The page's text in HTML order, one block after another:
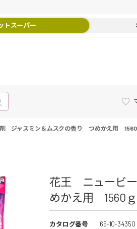
トスーパー
ジャスミン＆ムスクの香り つめかえ用 1560
花王 ニュービ
めかえ用 1560ｇ
カタログ番号
65-10-34350